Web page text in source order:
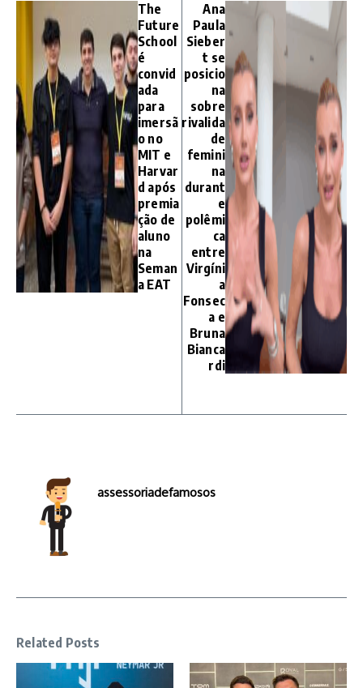
The
Future
School
é
convid
ada
para
imersã
o no
MIT e
Harvar
d após
premia
ção de
aluno
na
Seman
a EAT
Ana
Paula
Sieber
t se
posicio
na
sobre
rivalida
de
femini
na
durant
e
polêmi
ca
entre
Virgíni
a
Fonsec
a e
Bruna
Bianca
rdi
assessoriadefamosos
Related Posts